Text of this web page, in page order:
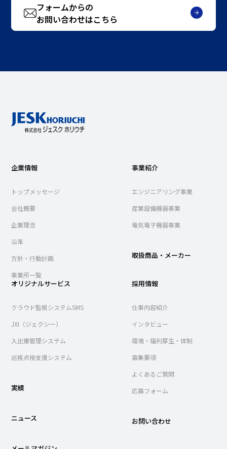
フォームからの
お問い合わせはこちら
企業情報
トップメッセージ
会社概要
企業理念
沿革
方針・行動計画
事業所一覧
事業紹介
エンジニアリング事業
産業設備機器事業
電気電子機器事業
取扱商品・メーカー
オリジナルサービス
クラウド監視システムSMS
JXI（ジェクシー）
入出庫管理システム
巡視点検支援システム
実績
ニュース
採用情報
仕事内容紹介
インタビュー
環境・福利厚生・体制
募集要項
よくあるご質問
応募フォーム
お問い合わせ